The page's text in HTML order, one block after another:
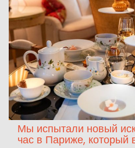
Мы испытали новый
час в Париже, который